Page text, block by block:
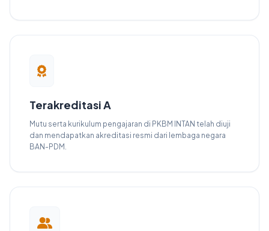
Terakreditasi A
Mutu serta kurikulum pengajaran di PKBM INTAN telah diuji
dan mendapatkan akreditasi resmi dari lembaga negara
BAN-PDM.